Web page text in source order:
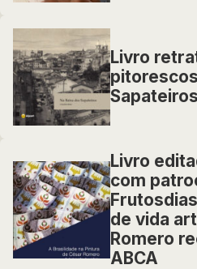
Livro
Sapateiros
Livro
com
de vida
Romero
ABCA